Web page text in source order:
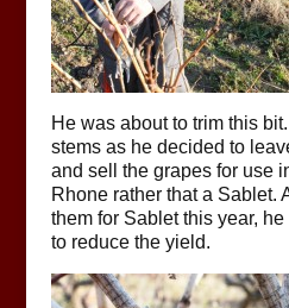
He was about to trim this
stems as he decided to
and sell the grapes for use
Rhone rather that a Sablet.
them for Sablet this year,
to reduce the yield.